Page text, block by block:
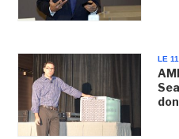
LE